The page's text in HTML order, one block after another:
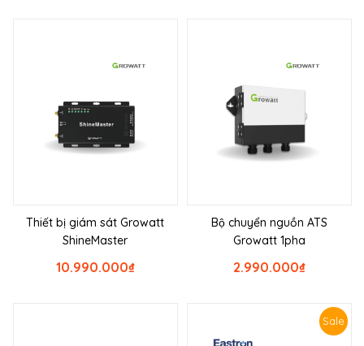
Thiết bị giám sát Growatt
ShineMaster
₫
10.990.000
Bộ chuyển nguồn ATS
Growatt 1pha
₫
2.990.000
Sale